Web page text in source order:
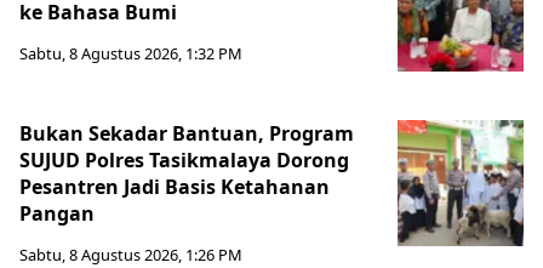
ke Bahasa Bumi
Sabtu, 8 Agustus 2026, 1:32 PM
Bukan Sekadar Bantuan, Program
SUJUD Polres Tasikmalaya Dorong
Pesantren Jadi Basis Ketahanan
Pangan
Sabtu, 8 Agustus 2026, 1:26 PM